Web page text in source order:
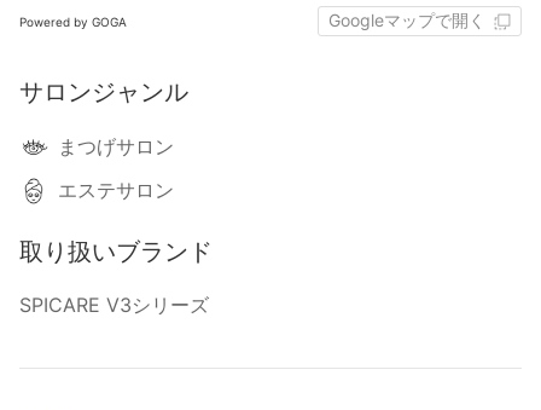
Powered by GOGA Googleマップで開く
サロンジャンル
まつげサロン
エステサロン
取り扱いブランド
SPICARE V3シリーズ